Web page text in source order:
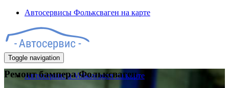
Автосервисы Фольксваген на карте
Toggle navigation
Автосервисы Volkswagen на карте
Ремонт бампера Фольксваген